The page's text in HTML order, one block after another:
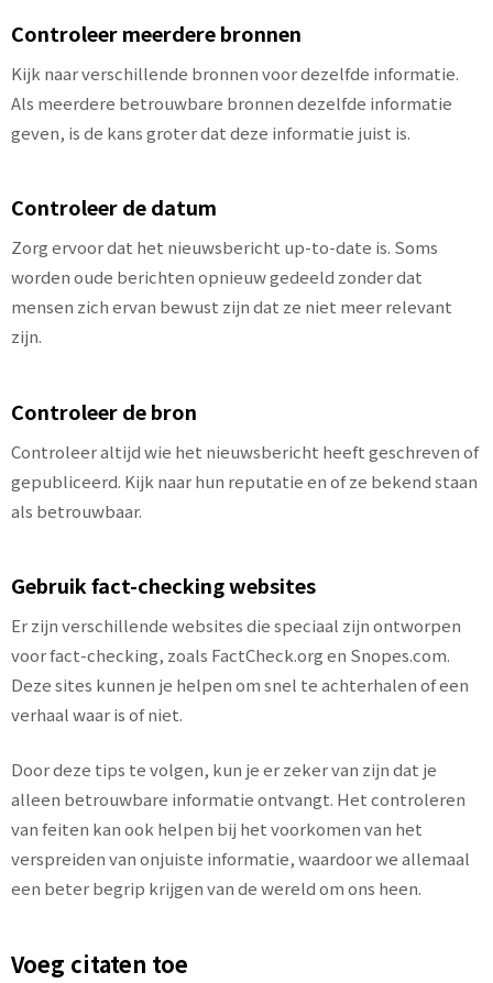
Controleer meerdere bronnen
Kijk naar verschillende bronnen voor dezelfde informatie.
Als meerdere betrouwbare bronnen dezelfde informatie
geven, is de kans groter dat deze informatie juist is.
Controleer de datum
Zorg ervoor dat het nieuwsbericht up-to-date is. Soms
worden oude berichten opnieuw gedeeld zonder dat
mensen zich ervan bewust zijn dat ze niet meer relevant
zijn.
Controleer de bron
Controleer altijd wie het nieuwsbericht heeft geschreven of
gepubliceerd. Kijk naar hun reputatie en of ze bekend staan
als betrouwbaar.
Gebruik fact-checking websites
Er zijn verschillende websites die speciaal zijn ontworpen
voor fact-checking, zoals FactCheck.org en Snopes.com.
Deze sites kunnen je helpen om snel te achterhalen of een
verhaal waar is of niet.
Door deze tips te volgen, kun je er zeker van zijn dat je
alleen betrouwbare informatie ontvangt. Het controleren
van feiten kan ook helpen bij het voorkomen van het
verspreiden van onjuiste informatie, waardoor we allemaal
een beter begrip krijgen van de wereld om ons heen.
Voeg citaten toe